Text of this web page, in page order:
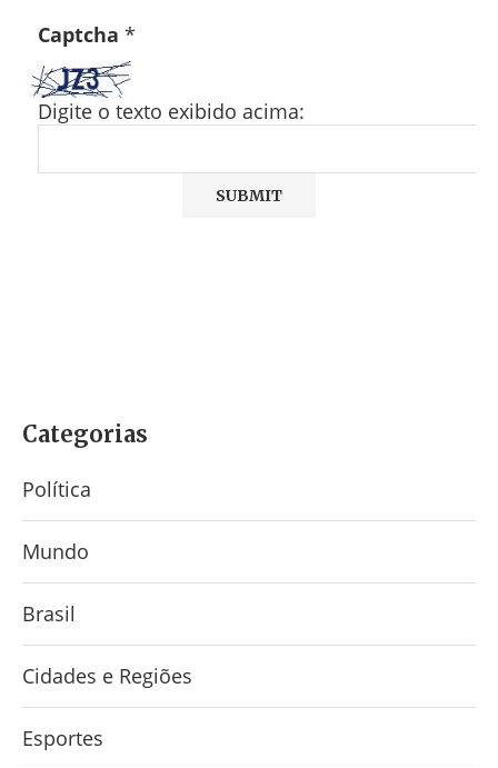
Captcha *
Digite o texto exibido acima:
Categorias
Política
Mundo
Brasil
Cidades e Regiões
Esportes